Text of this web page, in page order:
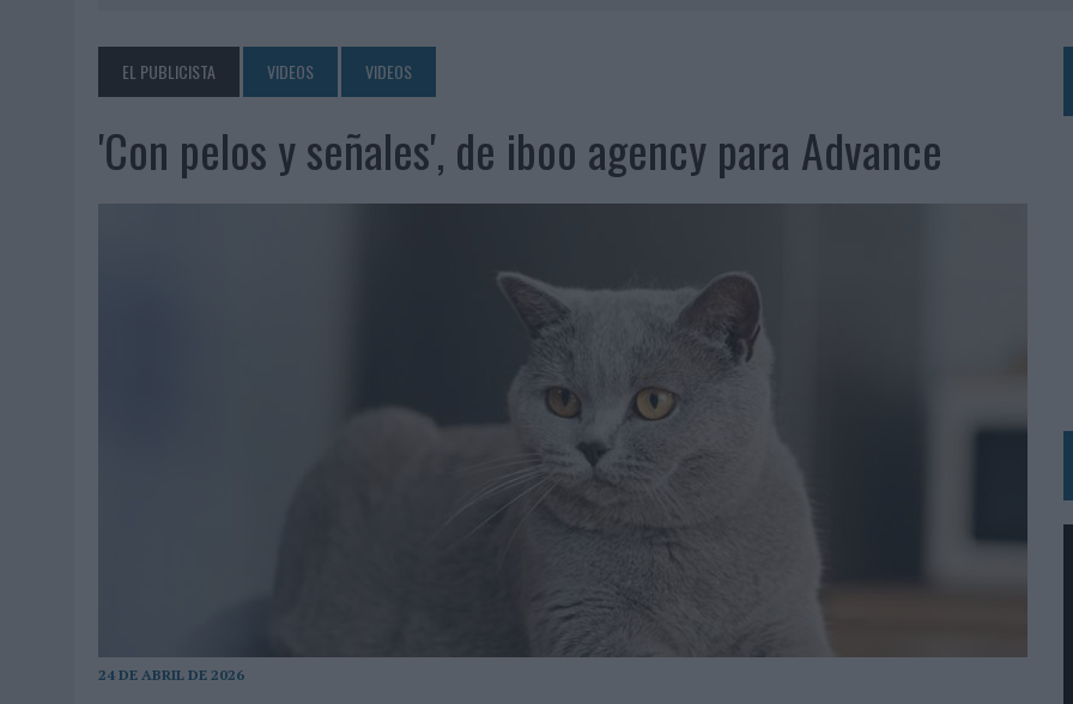
07/08/2026 | MG SPIRIT RELANZA SU MARCA CON UNA ESTRATEGIA 360º CENTRADA EN EL ORIGEN BARCELONÉS
07/08/2026
PATRÓN CONVIERTE EL NUEVO SINGLE DE ARÓN PIPER EN UNA EXPERIENCIA DE MARCA EN IBIZA
07/08/2026 | EL VERANO PONE A PRUEBA LA ESTRATEGIA DIGITAL DE LAS MARCAS
SIETE DE CADA DIEZ EMPRESAS ESPAÑOLAS NO INTEGRAN LA INFANCIA EN SU ESTRATEGIA
LA TELEVISIÓN SIGUE LIDERANDO EL CONSUMO DE MEDIOS EN VERANO Y SUPERA AL MÓVIL COMO DISPOSITIVO MÁS UTILIZADO
EL USO DE LA IA GENERATIVA ALCANZA YA AL 62% DE LOS ESPAÑOLES
SYSTEM1 NOMBRA A KIMBERLY BASTONI COMO NUEVA DIRECTORA COMERCIAL GLOBAL
FRIGO Y UNIQLO LANZAN UNA COLECCIÓN PERSONALIZABLE INSPIRADA EN CORNETTO, CALIPPO Y SOLERO
FABRA COMUNICACIÓN INCORPORA A CASONÁ Y ASUME LA GESTIÓN DE SUS RELACIONES CON LOS MEDIOS
EL PUBLICISTA VIDEOS VIDEOS
'Con pelos y señales', de iboo agency para Advance
24 DE ABRIL DE 2026